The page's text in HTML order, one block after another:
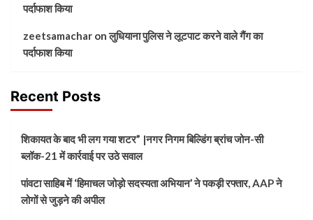
पर्दाफाश किया
zeetsamachar onलुधियाना पुलिस ने लूटपाट करने वाले गैंग का
पर्दाफाश किया
Recent Posts
शिकायत के बाद भी लग गया शटर” |नगर निगम बिल्डिंग ब्रांच जोन-सी
ब्लॉक-21 में कार्रवाई पर उठे सवाल
पांवटा साहिब में ‘हिमाचल जोड़ो सदस्यता अभियान’ ने पकड़ी रफ्तार, AAP ने
लोगों से जुड़ने की अपील